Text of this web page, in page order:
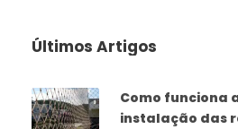
Últimos Artigos
Como funciona
instalação das